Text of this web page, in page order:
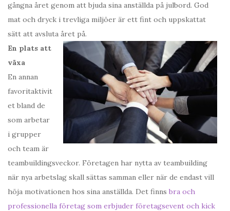
gångna året genom att bjuda sina anställda på julbord. God
mat och dryck i trevliga miljöer är ett fint och uppskattat
sätt att avsluta året på.
En plats att
växa
En annan
favoritaktivit
et bland de
som arbetar
i grupper
och team är
teambuildingsveckor. Företagen har nytta av teambuilding
när nya arbetslag skall sättas samman eller när de endast vill
höja motivationen hos sina anställda. Det finns bra och
professionella företag som erbjuder företagsevent och kick